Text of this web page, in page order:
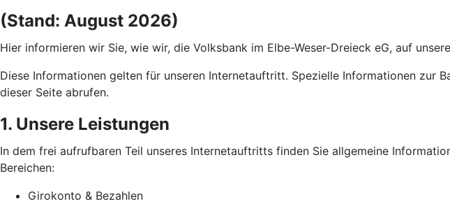
(Stand: August 2026)
Hier informieren wir Sie, wie wir, die Volksbank im Elbe-Weser-Dreieck eG, auf
Diese Informationen gelten für unseren Internetauftritt. Spezielle Informationen zur
dieser Seite abrufen.
1. Unsere Leistungen
In dem frei aufrufbaren Teil unseres Internetauftritts finden Sie allgemeine
Bereichen:
Girokonto & Bezahlen